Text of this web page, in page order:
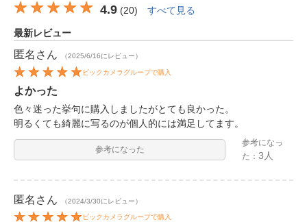
4.9 (20) すべて見る
最新レビュー
匿名 さん （2025/6/16にレビュー）
ビックカメラグループで購入
よかった
色々迷った挙句に購入しましたがとても良かった。
明るくても綺麗に写るのが個人的には満足してます。
参考になった
参考になっ
た：3人
匿名 さん （2024/3/30にレビュー）
ビックカメラグループで購入